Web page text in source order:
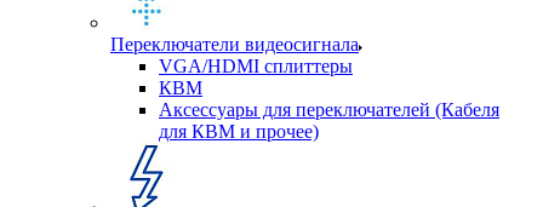
Переключатели видеосигнала
VGA/HDMI сплиттеры
КВМ
Аксессуары для переключателей (Кабеля
для КВМ и прочее)